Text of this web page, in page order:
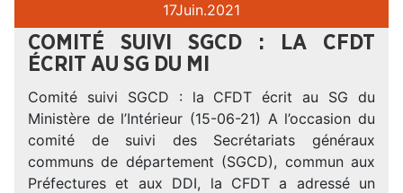
17Juin.2021
COMITÉ SUIVI SGCD : LA CFDT
ÉCRIT AU SG DU MI
Comité suivi SGCD : la CFDT écrit au SG du
Ministère de l’Intérieur (15-06-21) A l’occasion du
comité de suivi des Secrétariats généraux
communs de département (SGCD), commun aux
Préfectures et aux DDI, la CFDT a adressé un